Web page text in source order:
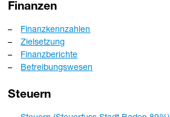
Finanzen
Finanzkennzahlen
Zielsetzung
Finanzberichte
Betreibungswesen
Steuern